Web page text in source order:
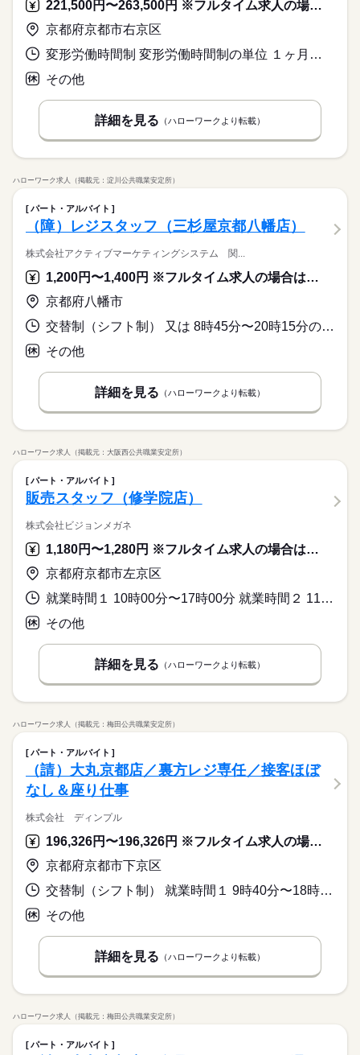
221,500円〜263,500円 ※フルタイム求人の場合は月額（換算額）、パート求人の場合は時間額を表示しています。
京都府京都市右京区
変形労働時間制 変形労働時間制の単位 １ヶ月単位 就業時間１ 8時00分〜17時00分 就業時間２ 9時00分〜18時00分 就業時間３ 10時00分〜19時00分 又は 8時00分〜20時00分の時間の間の8時間 就業時間に関する特記事項 ８：００～２０：００の中で実働８時間（休憩１時間）
その他
詳細を見る （ハローワークより転載）
ハローワーク求人（掲載元：淀川公共職業安定所）
パート・アルバイト
（障）レジスタッフ（三杉屋京都八幡店）
株式会社アクティブマーケティングシステム 関...
1,200円〜1,400円 ※フルタイム求人の場合は月額（換算額）、パート求人の場合は時間額を表示しています。
京都府八幡市
交替制（シフト制） 又は 8時45分〜20時15分の時間の間の5時間程度 就業時間に関する特記事項 ・休憩時間は法定通り
その他
詳細を見る （ハローワークより転載）
ハローワーク求人（掲載元：大阪西公共職業安定所）
パート・アルバイト
販売スタッフ（修学院店）
株式会社ビジョンメガネ
1,180円〜1,280円 ※フルタイム求人の場合は月額（換算額）、パート求人の場合は時間額を表示しています。
京都府京都市左京区
就業時間１ 10時00分〜17時00分 就業時間２ 11時00分〜17時00分 又は 10時00分〜19時00分の時間の間の5時間以上 就業時間に関する特記事項 勤務曜日・勤務時間は応相談
その他
詳細を見る （ハローワークより転載）
ハローワーク求人（掲載元：梅田公共職業安定所）
パート・アルバイト
（請）大丸京都店／裏方レジ専任／接客ほぼ
なし＆座り仕事
株式会社 ディンプル
196,326円〜196,326円 ※フルタイム求人の場合は月額（換算額）、パート求人の場合は時間額を表示しています。
京都府京都市下京区
交替制（シフト制） 就業時間１ 9時40分〜18時10分 就業時間２ 11時45分〜20時15分 就業時間に関する特記事項 早番・遅番等のシフト交代制 ※実働７時間２０分 ※月２回早番
その他
詳細を見る （ハローワークより転載）
ハローワーク求人（掲載元：梅田公共職業安定所）
パート・アルバイト